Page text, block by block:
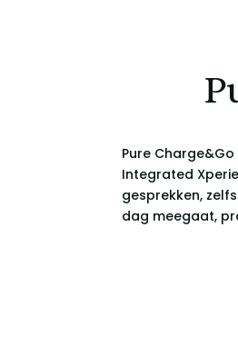
Pure
Integrated
gesprekken,
dag meegaat,